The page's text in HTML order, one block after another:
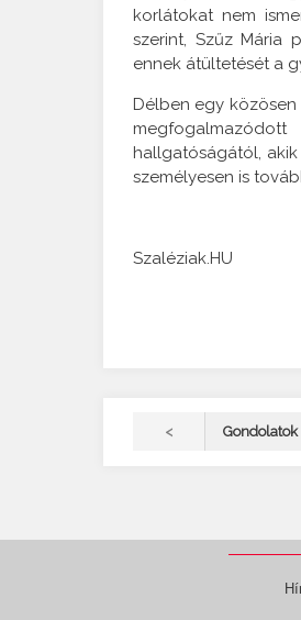
korlátokat nem
szerint, Szűz Mária
ennek átültetését a
Délben egy
hallgatóságától,
személyesen is
Szaléziak.HU
<